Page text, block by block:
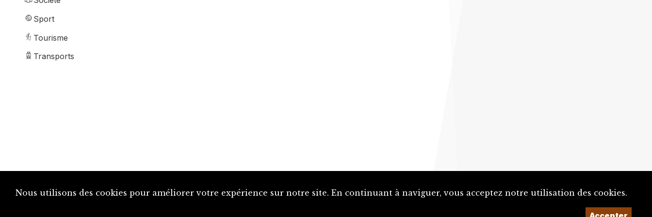
Sport
Tourisme
Transports
Nous utilisons des cookies pour améliorer votre expérience sur notre site. En continuant à naviguer, vous acceptez notre utilisation des cookies.